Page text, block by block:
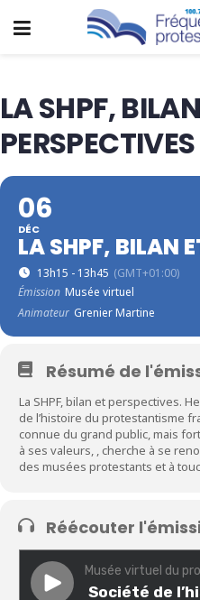
LA SHPF,
PERSPECTIVES
06
DÉC
LA SHPF, BILAN
13h15 - 13h45 (GMT+01:00)
Émission Musée virtuel
Animateur Grenier Martine
Résumé de
La SHPF, bilan et perspectives.
de l’histoire du protestantisme
connue du grand public, mais
à ses valeurs, , cherche à se
des musées protestants et à
Réécouter